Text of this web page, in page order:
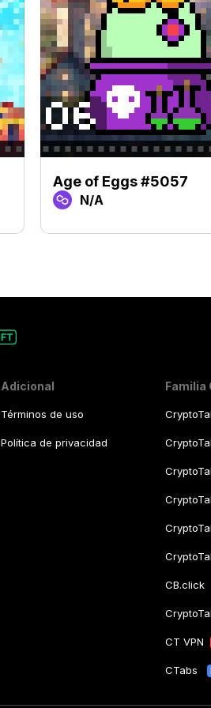
Age of Eggs #5057
N/A
Adicional
Términos de uso
Política de privacidad
Familia
CB.click
CT VPN
CTabs